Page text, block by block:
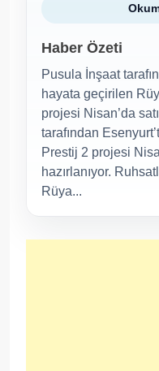
Haber Özeti
Pusula İnşaat
hayata geçirilen
projesi Nisan’da
tarafından
Prestij 2 projesi
hazırlanıyor.
Rüya...